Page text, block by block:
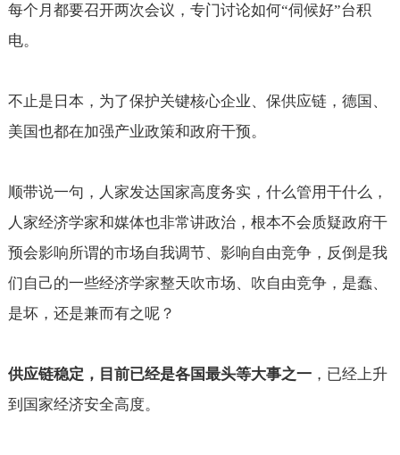
每个月都要召开两次会议，专门讨论如何“伺候好”台积
电。
不止是日本，为了保护关键核心企业、保供应链，德国、
美国也都在加强产业政策和政府干预。
顺带说一句，人家发达国家高度务实，什么管用干什么，
人家经济学家和媒体也非常讲政治，根本不会质疑政府干
预会影响所谓的市场自我调节、影响自由竞争，反倒是我
们自己的一些经济学家整天吹市场、吹自由竞争，是蠢、
是坏，还是兼而有之呢？
供应链稳定，目前已经是各国最头等大事之一，已经上升
到国家经济安全高度。